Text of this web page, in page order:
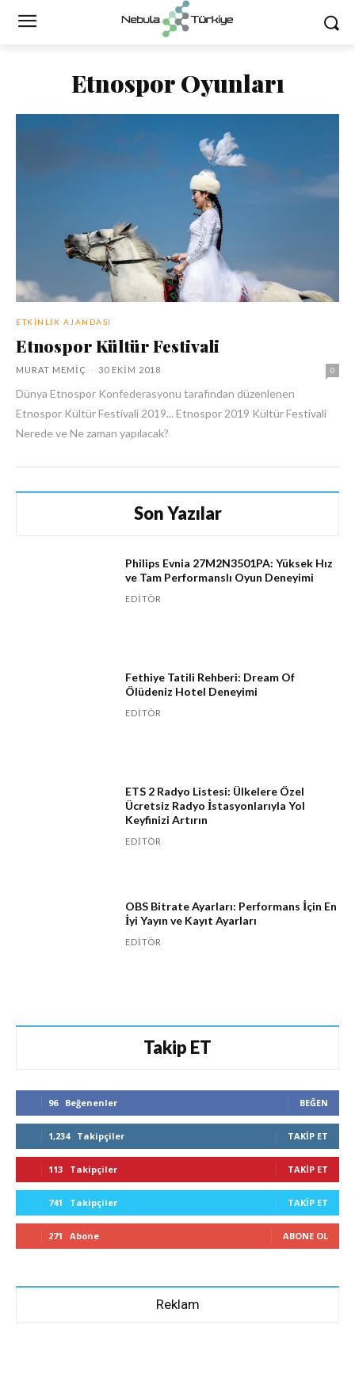
Etnospor Oyunları
ETKINLIK AJANDASI
Etnospor Kültür Festivali
MURAT MEMIÇ - 30 EKIM 2018 0
Dünya Etnospor Konfederasyonu tarafından düzenlenen
Etnospor Kültür Festivali 2019... Etnospor 2019 Kültür Festivali
Nerede ve Ne zaman yapılacak?
Son Yazılar
Philips Evnia 27M2N3501PA: Yüksek Hız
ve Tam Performanslı Oyun Deneyimi
EDITÖR
Fethiye Tatili Rehberi: Dream Of
Ölüdeniz Hotel Deneyimi
EDITÖR
ETS 2 Radyo Listesi: Ülkelere Özel
Ücretsiz Radyo İstasyonlarıyla Yol
Keyfinizi Artırın
EDITÖR
OBS Bitrate Ayarları: Performans İçin En
İyi Yayın ve Kayıt Ayarları
EDITÖR
Takip ET
96 Beğenenler BEĞEN
1,234 Takipçiler TAKIP ET
113 Takipçiler TAKIP ET
741 Takipçiler TAKIP ET
271 Abone ABONE OL
Reklam